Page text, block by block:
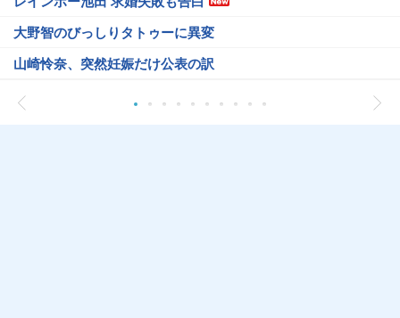
大野智のびっしりタトゥーに異変
山崎怜奈、突然妊娠だけ公表の訳